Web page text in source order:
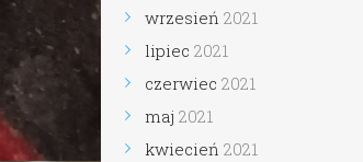
wrzesień2021
lipiec2021
czerwiec2021
maj2021
kwiecień2021